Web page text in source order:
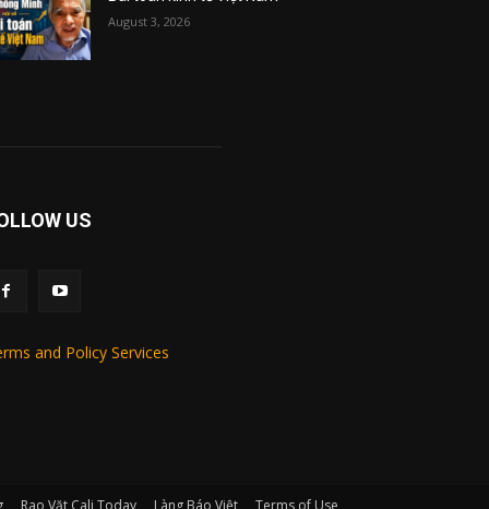
August 3, 2026
US
and Policy Services
Rao Vặt Cali Today Làng Báo Việt Terms of Use